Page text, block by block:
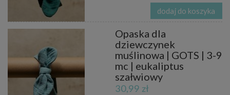
dodaj do koszyka
Opaska dla
dziewczynek
muślinowa | GOTS | 3-9
mc | eukaliptus
szałwiowy
30,99 zł